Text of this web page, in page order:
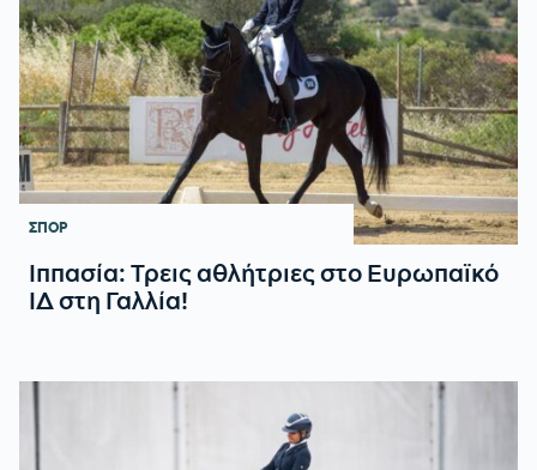
ΣΠΟΡ
Ιππασία: Τρεις αθλήτριες στο Ευρωπαϊκό
ΙΔ στη Γαλλία!